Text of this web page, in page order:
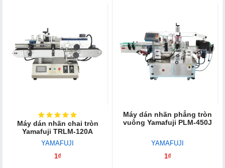
Máy dán nhãn chai tròn
Yamafuji TRLM-120A
YAMAFUJI
1₫
Máy dán nhãn phẳng tròn
vuông Yamafuji PLM-450J
YAMAFUJI
1₫